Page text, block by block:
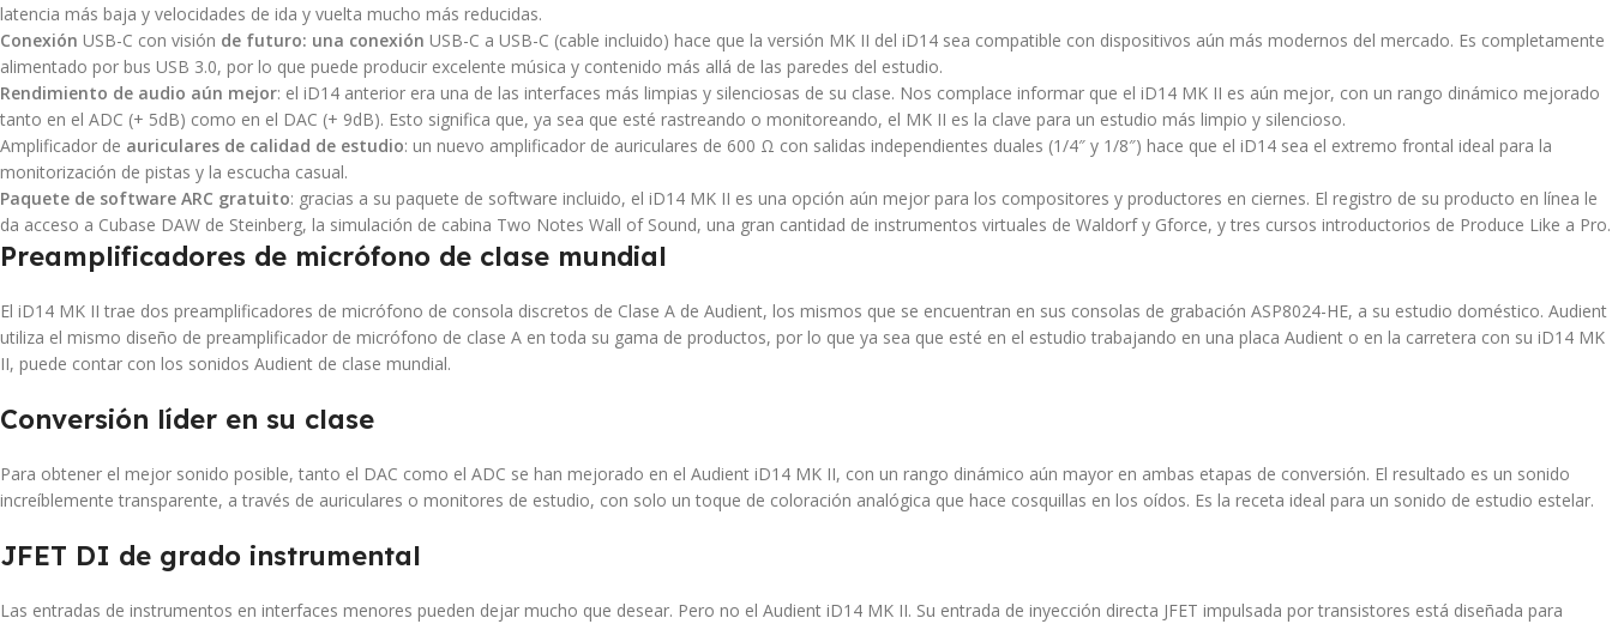
latencia más baja y velocidades de ida y vuelta mucho más reducidas.
Conexión USB-C con visión de futuro: una conexión USB-C a USB-C (cable incluido) hace que la versión MK II del iD14 sea compatible con dispositivos aún más modernos del mercado. Es completamente
alimentado por bus USB 3.0, por lo que puede producir excelente música y contenido más allá de las paredes del estudio.
Rendimiento de audio aún mejor: el iD14 anterior era una de las interfaces más limpias y silenciosas de su clase. Nos complace informar que el iD14 MK II es aún mejor, con un rango dinámico mejorado
tanto en el ADC (+ 5dB) como en el DAC (+ 9dB). Esto significa que, ya sea que esté rastreando o monitoreando, el MK II es la clave para un estudio más limpio y silencioso.
Amplificador de auriculares de calidad de estudio: un nuevo amplificador de auriculares de 600 Ω con salidas independientes duales (1/4″ y 1/8″) hace que el iD14 sea el extremo frontal ideal para la
monitorización de pistas y la escucha casual.
Paquete de software ARC gratuito: gracias a su paquete de software incluido, el iD14 MK II es una opción aún mejor para los compositores y productores en ciernes. El registro de su producto en línea le
da acceso a Cubase DAW de Steinberg, la simulación de cabina Two Notes Wall of Sound, una gran cantidad de instrumentos virtuales de Waldorf y Gforce, y tres cursos introductorios de Produce Like a Pro.
Preamplificadores de micrófono de clase mundial
El iD14 MK II trae dos preamplificadores de micrófono de consola discretos de Clase A de Audient, los mismos que se encuentran en sus consolas de grabación ASP8024-HE, a su estudio doméstico. Audient
utiliza el mismo diseño de preamplificador de micrófono de clase A en toda su gama de productos, por lo que ya sea que esté en el estudio trabajando en una placa Audient o en la carretera con su iD14 MK
II, puede contar con los sonidos Audient de clase mundial.
Conversión líder en su clase
Para obtener el mejor sonido posible, tanto el DAC como el ADC se han mejorado en el Audient iD14 MK II, con un rango dinámico aún mayor en ambas etapas de conversión. El resultado es un sonido
increíblemente transparente, a través de auriculares o monitores de estudio, con solo un toque de coloración analógica que hace cosquillas en los oídos. Es la receta ideal para un sonido de estudio estelar.
JFET DI de grado instrumental
Las entradas de instrumentos en interfaces menores pueden dejar mucho que desear. Pero no el Audient iD14 MK II. Su entrada de inyección directa JFET impulsada por transistores está diseñada para